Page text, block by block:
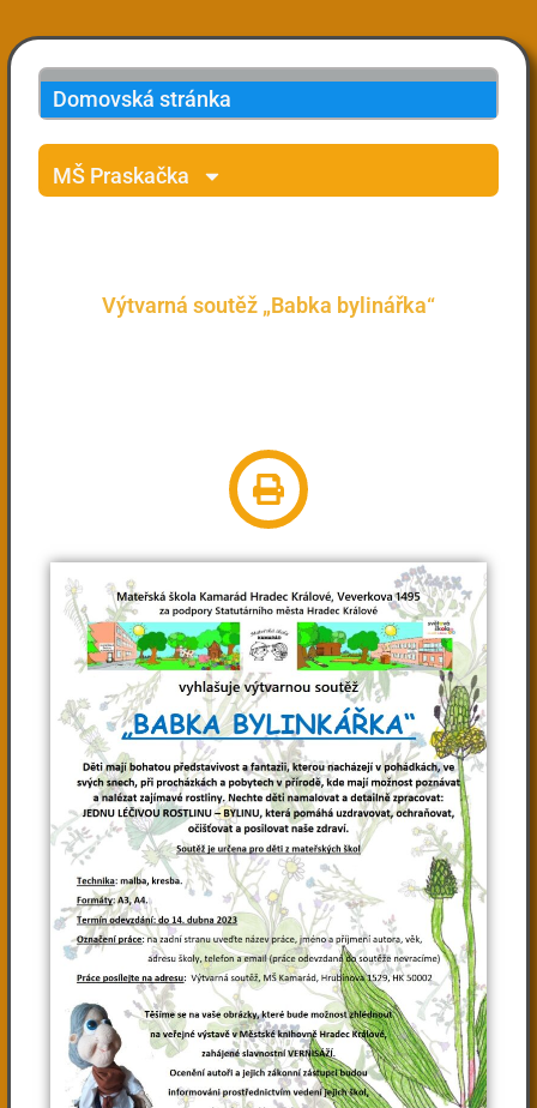
Domovská stránka
MŠ Praskačka
Výtvarná soutěž „Babka bylinářka“